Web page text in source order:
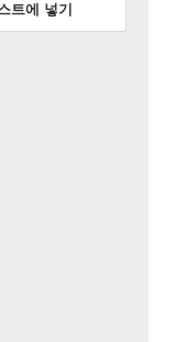
트에 넣기